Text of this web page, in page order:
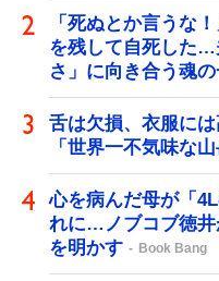
「死ぬとか言うな
を残して自死した…
さ」に向き合う魂
舌は欠損、衣服に
「世界一不気味な
心を病んだ母が「
れに…ノブコブ徳井
を明かす
Book Bang